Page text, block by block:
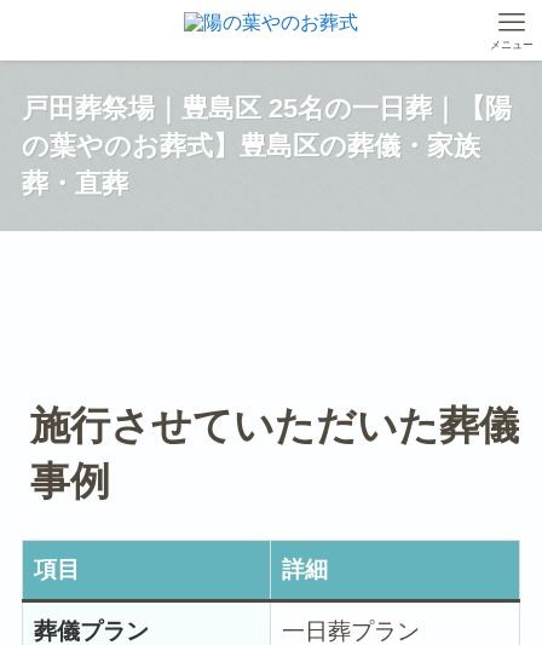
メニュー
戸田葬祭場｜豊島区 25名の一日葬｜【陽
の葉やのお葬式】豊島区の葬儀・家族
葬・直葬
施行させていただいた葬儀
事例
項目 詳細
葬儀プラン 一日葬プラン